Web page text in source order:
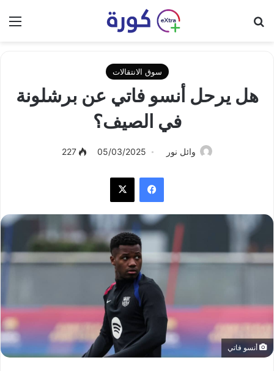
سوق الانتقالات
هل يرحل أنسو فاتي عن برشلونة
في الصيف؟
وائل نور 05/03/2025
227
فيسبوك
أنسو فاتي